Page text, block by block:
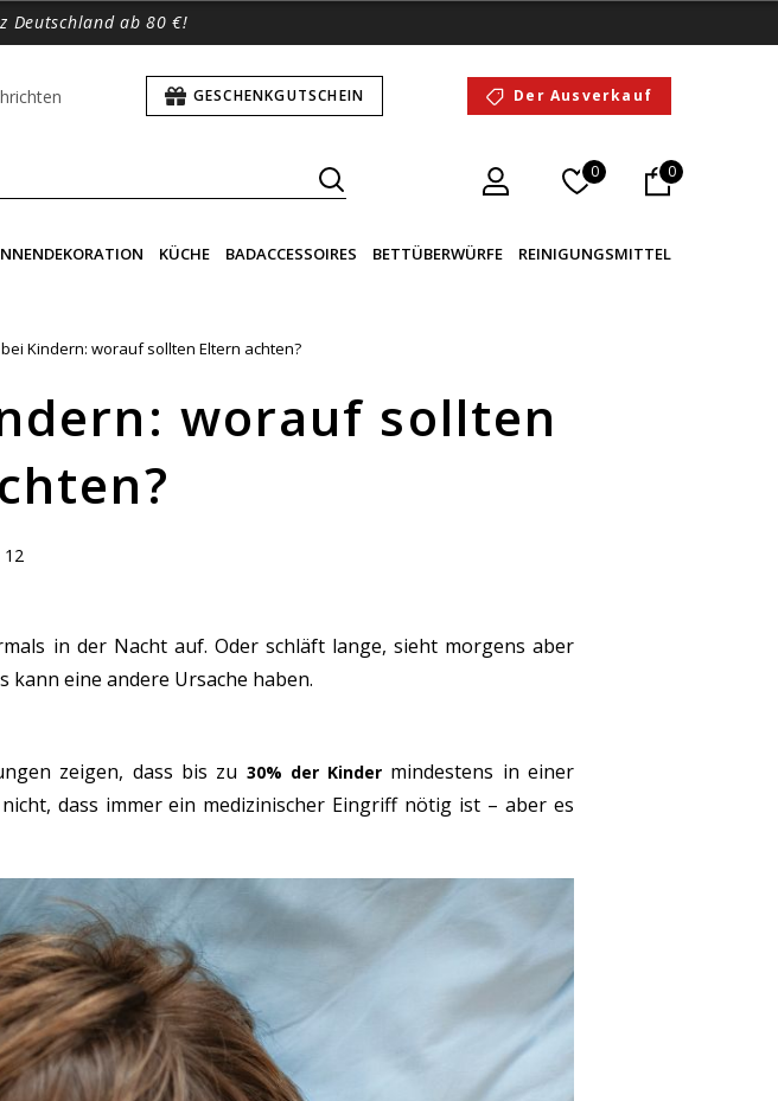
Deutschland ab 80 €!
GESCHENKGUTSCHEIN Der Ausverkauf
0 0
KÜCHE BADACCESSOIRES BETTÜBERWÜRFE REINIGUNGSMITTEL
Kindern: worauf sollten Eltern achten?
worauf sollten
12
in der Nacht auf. Oder schläft lange, sieht morgens aber
kann eine andere Ursache haben.
zeigen, dass bis zu 30% der Kinder mindestens in einer
dass immer ein medizinischer Eingriff nötig ist – aber es